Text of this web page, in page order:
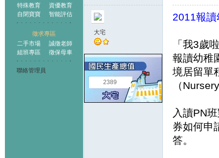
特殊教育
資優教育
自閉寶寶
智能評估
徵求專區
二手市場
誠徵老師
組班專區
徵保母車
聯絡管理員
大宅
2389
2011報
「我3歲
報讀幼稚
境居留單
（
入讀PN
券如何申
答。